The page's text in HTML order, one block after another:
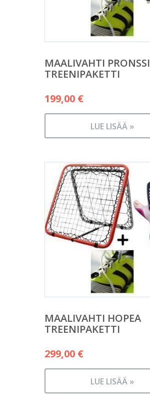
MAALIVAHTI PRONSSI
TREENIPAKETTI
199,00 €
LUE LISÄÄ »
MAALIVAHTI HOPEA
TREENIPAKETTI
299,00 €
LUE LISÄÄ »